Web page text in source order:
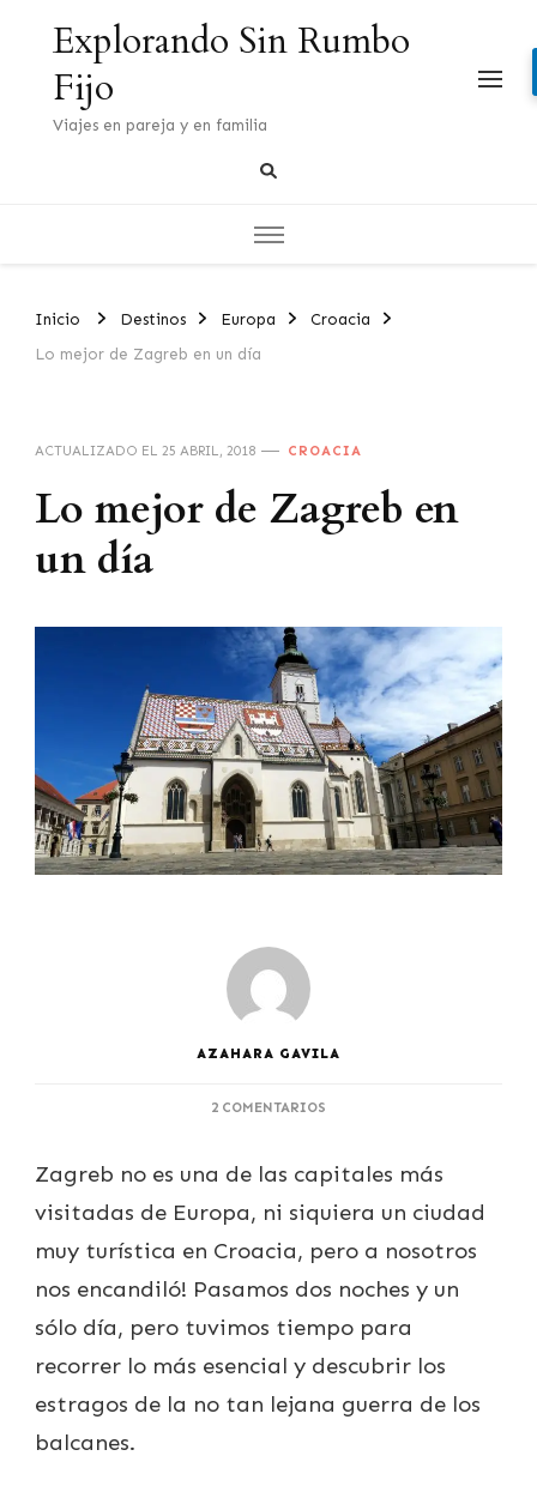
Explorando Sin Rumbo
Fijo
Viajes en pareja y en familia
Inicio Destinos Europa
Croacia
Lo mejor de Zagreb en un día
ACTUALIZADO EL 25 ABRIL, 2018 CROACIA
Lo mejor de Zagreb en
un día
AZAHARA GAVILA
2 COMENTARIOS
DE
EN
Zagreb no es una de las capitales más
visitadas de Europa, ni siquiera un ciudad
muy turística en Croacia, pero a nosotros
nos encandiló! Pasamos dos noches y un
sólo día, pero tuvimos tiempo para
recorrer lo más esencial y descubrir los
estragos de la no tan lejana guerra de los
balcanes.